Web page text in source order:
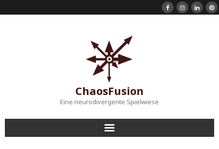
ChaosFusion
Eine neurodivergente Spielwiese